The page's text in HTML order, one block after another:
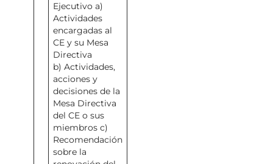
Ejecutivo a)
Actividades
encargadas al
CE y su Mesa
Directiva
b) Actividades,
acciones y
decisiones de la
Mesa Directiva
del CE o sus
miembros c)
Recomendación
sobre la